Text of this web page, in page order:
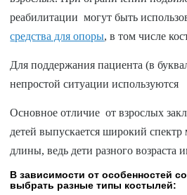
реабилитации могут быть
средства для опоры, в том числе
Для поддержания пациента (в
непростой ситуации используются
Основное отличие от взрослых
детей выпускается широкий спектр
длины, ведь дети разного возраста
В зависимости от особенностей
выбрать разные типы костылей: